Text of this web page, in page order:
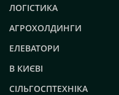
ЛОГІСТИКА
АГРОХОЛДИНГИ
ЕЛЕВАТОРИ
В КИЄВІ
СІЛЬГОСПТЕХНІКА